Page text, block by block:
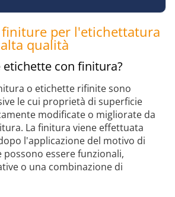
per l'etichettatura
qualità
etichette con finitura?
o etichette rifinite sono
le cui proprietà di superficie
modificate o migliorate da
La finitura viene effettuata
l'applicazione del motivo di
essere funzionali,
o una combinazione di